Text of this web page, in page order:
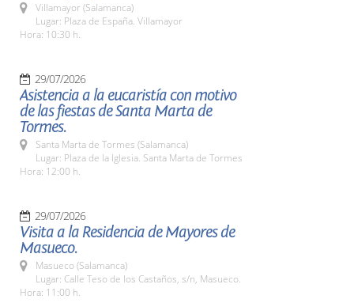
Villamayor (Salamanca)
Lugar: Plaza de España. Villamayor
Hora: 10:30 h.
29/07/2026
Asistencia a la eucaristía con motivo
de las fiestas de Santa Marta de
Tormes.
Santa Marta de Tormes (Salamanca)
Lugar: Plaza de la Iglesia. Santa Marta de Tormes
Hora: 12:00 h.
29/07/2026
Visita a la Residencia de Mayores de
Masueco.
Masueco (Salamanca)
Lugar: Calle Teso de los Castaños, s/n, Masueco.
Hora: 11:00 h.